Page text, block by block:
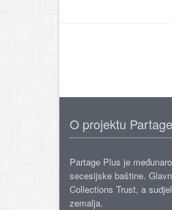
O projektu
Partage Plus je
secesijske baštine.
Collections Trust, a
zemalja.